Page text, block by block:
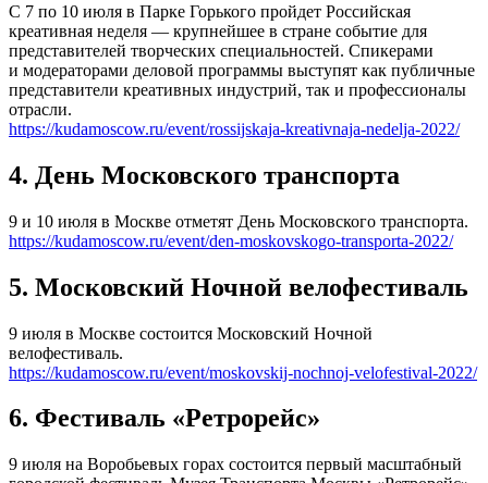
С 7 по 10 июля в Парке Горького пройдет Российская
креативная неделя — крупнейшее в стране событие для
представителей творческих специальностей. Спикерами
и модераторами деловой программы выступят как публичные
представители креативных индустрий, так и профессионалы
отрасли.
https://kudamoscow.ru/event/rossijskaja-kreativnaja-nedelja-2022/
4. День Московского транспорта
9 и 10 июля в Москве отметят День Московского транспорта.
https://kudamoscow.ru/event/den-moskovskogo-transporta-2022/
5. Московский Ночной велофестиваль
9 июля в Москве состоится Московский Ночной
велофестиваль.
https://kudamoscow.ru/event/moskovskij-nochnoj-velofestival-2022/
6. Фестиваль «Ретрорейс»
9 июля на Воробьевых горах состоится первый масштабный